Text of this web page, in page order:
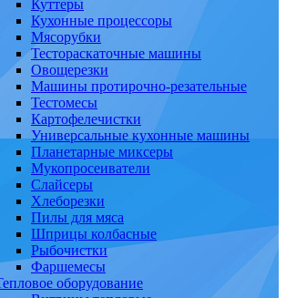
Куттеры
Кухонные процессоры
Мясорубки
Тестораскаточные машины
Овощерезки
Машины протирочно-резательные
Тестомесы
Картофелечистки
Универсальные кухонные машины
Планетарные миксеры
Мукопросеиватели
Слайсеры
Хлеборезки
Пилы для мяса
Шприцы колбасные
Рыбочистки
Фаршемесы
оборудование